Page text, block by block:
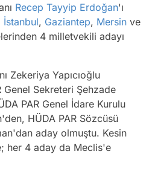
Recep Tayyip Erdoğan'ı
İstanbul, Gaziantep, Mersin ve
4 milletvekili adayı
Zekeriya Yapıcıoğlu
Genel Sekreteri Şehzade
PAR Genel İdare Kurulu
HÜDA PAR Sözcüsü
aday olmuştu. Kesin
her 4 aday da Meclis'e